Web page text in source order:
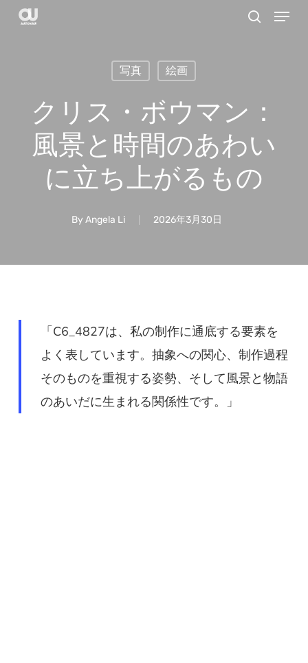
Skip
Menu
写真 絵画
クリス・ボウマン：
風景と時間のあわい
に立ち上がるもの
By Angela Li 2026年3月30日
「C6_4827は、私の制作に通底する要素を
よく表しています。抽象への関心、制作過程
そのものを重視する姿勢、そして風景と物語
のあいだに生まれる関係性です。」